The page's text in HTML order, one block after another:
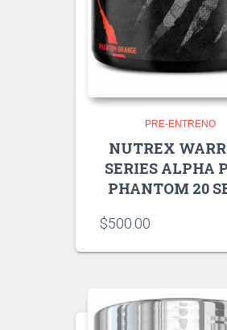
PRE-ENTRENO
NUTREX
SERIES ALPHA
PHANTOM 20
$500.00